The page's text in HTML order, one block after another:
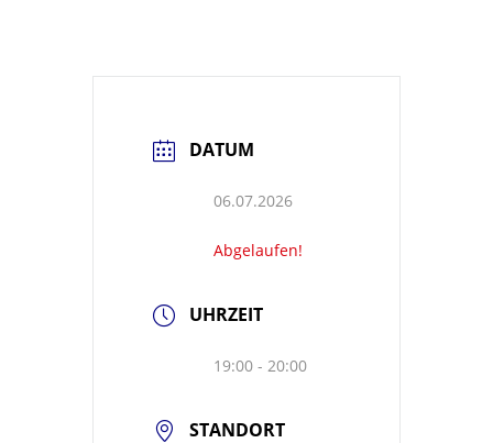
DATUM
06.07.2026
Abgelaufen!
UHRZEIT
19:00 - 20:00
STANDORT